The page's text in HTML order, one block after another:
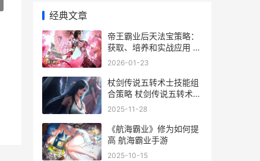
经典文章
帝王霸业后天法宝策略：
获取、培养和实战应用 帝
王霸业技能可以升多少级
2026-01-23
杖剑传说五转术士技能组
合策略 杖剑传说五转术士
技能搭配
2025-11-28
《航海霸业》修为如何提
高 航海霸业手游
2025-10-15